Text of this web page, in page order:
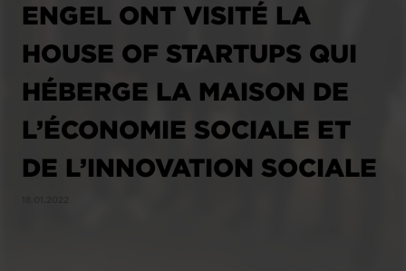
ENGEL ONT VISITÉ LA
HOUSE OF STARTUPS QUI
HÉBERGE LA MAISON DE
L’ÉCONOMIE SOCIALE ET
DE L’INNOVATION SOCIALE